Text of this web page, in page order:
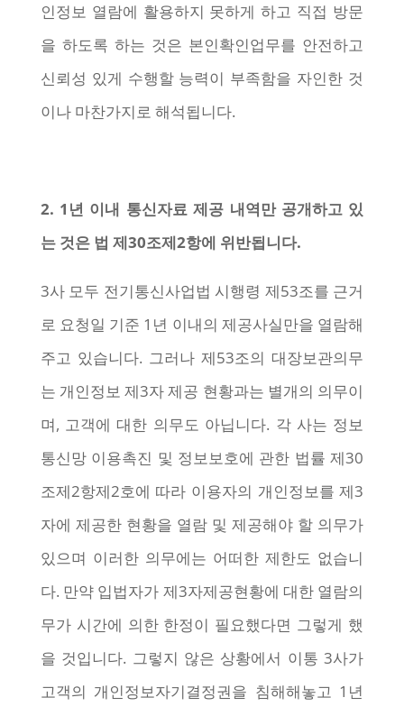
인정보 열람에 활용하지 못하게 하고 직접 방문
을 하도록 하는 것은 본인확인업무를 안전하고
신뢰성 있게 수행할 능력이 부족함을 자인한 것
이나 마찬가지로 해석됩니다.
2. 1년 이내 통신자료 제공 내역만 공개하고 있
는 것은 법 제30조제2항에 위반됩니다.
3사 모두 전기통신사업법 시행령 제53조를 근거
로 요청일 기준 1년 이내의 제공사실만을 열람해
주고 있습니다. 그러나 제53조의 대장보관의무
는 개인정보 제3자 제공 현황과는 별개의 의무이
며, 고객에 대한 의무도 아닙니다. 각 사는 정보
통신망 이용촉진 및 정보보호에 관한 법률 제30
조제2항제2호에 따라 이용자의 개인정보를 제3
자에 제공한 현황을 열람 및 제공해야 할 의무가
있으며 이러한 의무에는 어떠한 제한도 없습니
다. 만약 입법자가 제3자제공현황에 대한 열람의
무가 시간에 의한 한정이 필요했다면 그렇게 했
을 것입니다. 그렇지 않은 상황에서 이통 3사가
고객의 개인정보자기결정권을 침해해놓고 1년